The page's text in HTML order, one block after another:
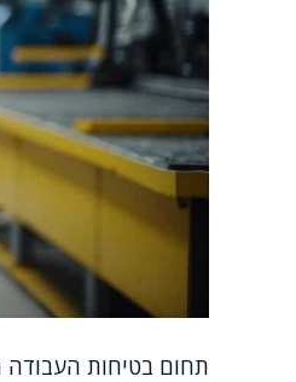
תחום בטיחות העבודה